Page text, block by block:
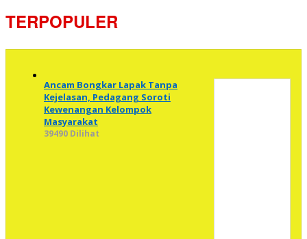
TERPOPULER
Ancam Bongkar Lapak Tanpa
Kejelasan, Pedagang Soroti
Kewenangan Kelompok
Masyarakat
39490 Dilihat